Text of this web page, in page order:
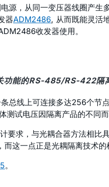
源，从同一变压器线圈产
器ADM2486, 从而既能灵活
收发器使用。
功能的RS-485/RS-422隔
线上可连接多达256个节
试电压因隔离产品的不同
求，与光耦合器方法相比具
这一点正是光耦隔离技术的
。